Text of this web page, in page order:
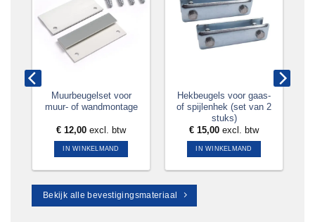
Muurbeugelset voor
muur- of wandmontage
€ 12,00 excl. btw
IN WINKELMAND
Hekbeugels voor gaas-
of spijlenhek (set van 2
stuks)
€ 15,00 excl. btw
IN WINKELMAND
Bekijk alle bevestigingsmateriaal